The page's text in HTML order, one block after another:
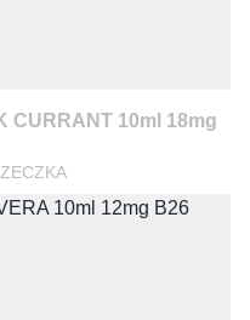
CURRANT 10ml 18mg